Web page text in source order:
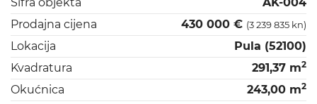
Šifra objekta
AK-004
Prodajna cijena
430 000 € (3 239 835 kn)
Lokacija
Pula (52100)
Kvadratura
291,37 m2
Okućnica 243,00 m2